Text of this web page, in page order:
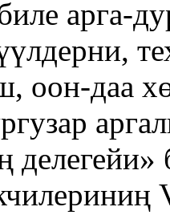
арга-
оон-даа